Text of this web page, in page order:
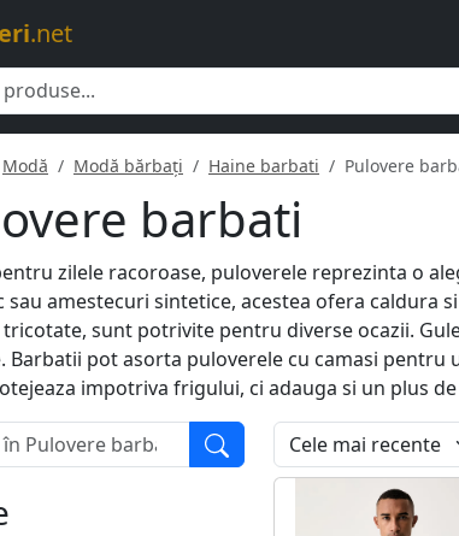
.net
Modă Modă bărbați Haine barbati Pulovere
barbati
zilele racoroase, puloverele reprezinta o
sau amestecuri sintetice, acestea ofera caldura
sunt potrivite pentru diverse ocazii.
Barbatii pot asorta puloverele cu camasi
impotriva frigului, ci adauga si un plus